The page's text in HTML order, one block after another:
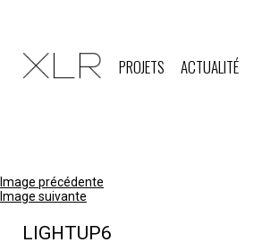
PROJETS ACTUALITÉ
Image précédente
Image suivante
LIGHTUP6